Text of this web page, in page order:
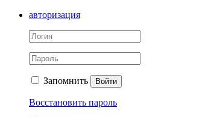
авторизация
Запомнить Войти
Восстановить пароль